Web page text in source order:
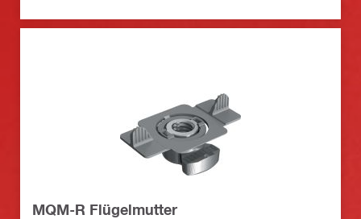
MQM-R Flügelmutter